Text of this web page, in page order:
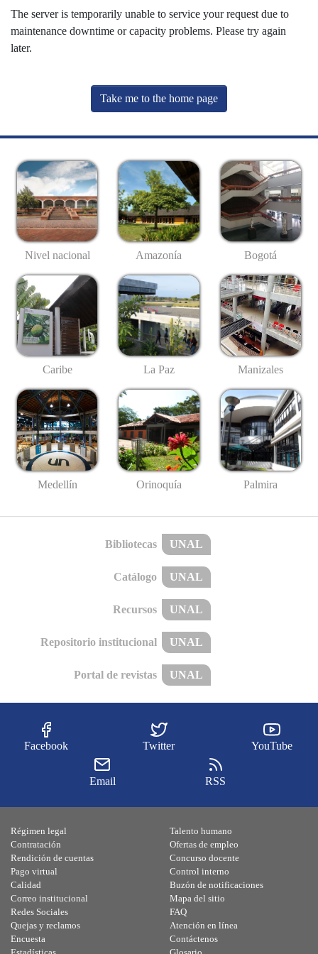
The server is temporarily unable to service your request due to
maintenance downtime or capacity problems. Please try again
later.
Take me to the home page
Nivel nacional Amazonía Bogotá
Caribe La Paz Manizales
Medellín Orinoquía Palmira
Bibliotecas UNAL
Catálogo UNAL
Recursos UNAL
Repositorio institucional UNAL
Portal de revistas UNAL
Facebook Twitter YouTube
Email RSS
Régimen legal
Contratación
Rendición de cuentas
Pago virtual
Calidad
Talento humano
Ofertas de empleo
Concurso docente
Control interno
Buzón de notificaciones
Correo institucional
Redes Sociales
Quejas y reclamos
Encuesta
Mapa del sitio
FAQ
Atención en línea
Contáctenos